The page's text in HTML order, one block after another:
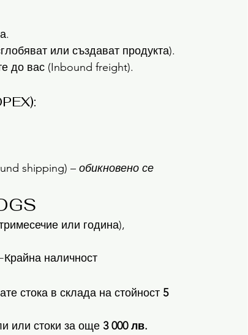
или създават продукта).
до вас (Inbound freight).
shipping) – обикновено се
или година),
наличност
стока в склада на стойност 5
или стоки за още 3 000 лв.